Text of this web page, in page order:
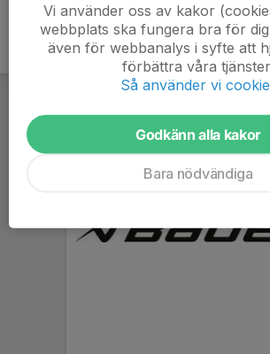
Vi använder oss av kakor
webbplats ska fungera bra för
även för webbanalys i syfte att
förbättra våra
Så använder vi
Godkänn alla kakor
Bara nödvändiga